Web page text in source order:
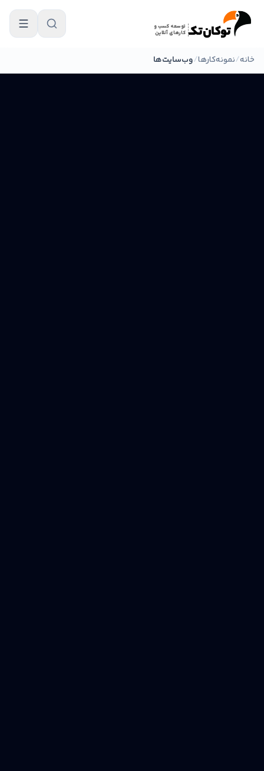
توکان‌تکـ توسعه کسب و
کارهای آنلاین
خانه/نمونه‌کارها/وب‌سایت‌ها